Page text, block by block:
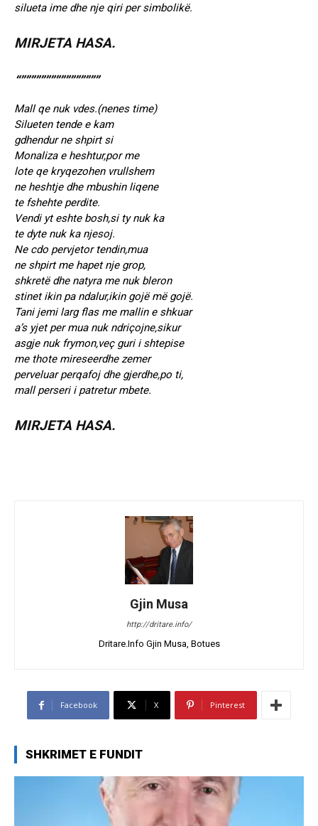
silueta ime dhe nje qiri per simbolikë.
MIRJETA HASA.
“””””””””””””””””
Mall qe nuk vdes.(nenes time)
Silueten tende e kam
gdhendur ne shpirt si
Monaliza e heshtur,por me
lote qe kryqezohen vrullshem
ne heshtje dhe mbushin liqene
te fshehte perdite.
Vendi yt eshte bosh,si ty nuk ka
te dyte nuk ka njesoj.
Ne cdo pervjetor tendin,mua
ne shpirt me hapet nje grop,
shkretë dhe natyra me nuk bleron
stinet ikin pa ndalur,ikin gojë më gojë.
Tani jemi larg flas me mallin e shkuar
a’s yjet per mua nuk ndriçojne,sikur
asgje nuk frymon,veç guri i shtepise
me thote mireseerdhe zemer
perveluar perqafoj dhe gjerdhe,po ti,
mall perseri i patretur mbete.
MIRJETA HASA.
Gjin Musa
http://dritare.info/
Dritare.Info Gjin Musa, Botues
Facebook X Pinterest
SHKRIMET E FUNDIT